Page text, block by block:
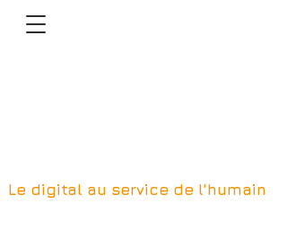
Le digital au service de l'humain